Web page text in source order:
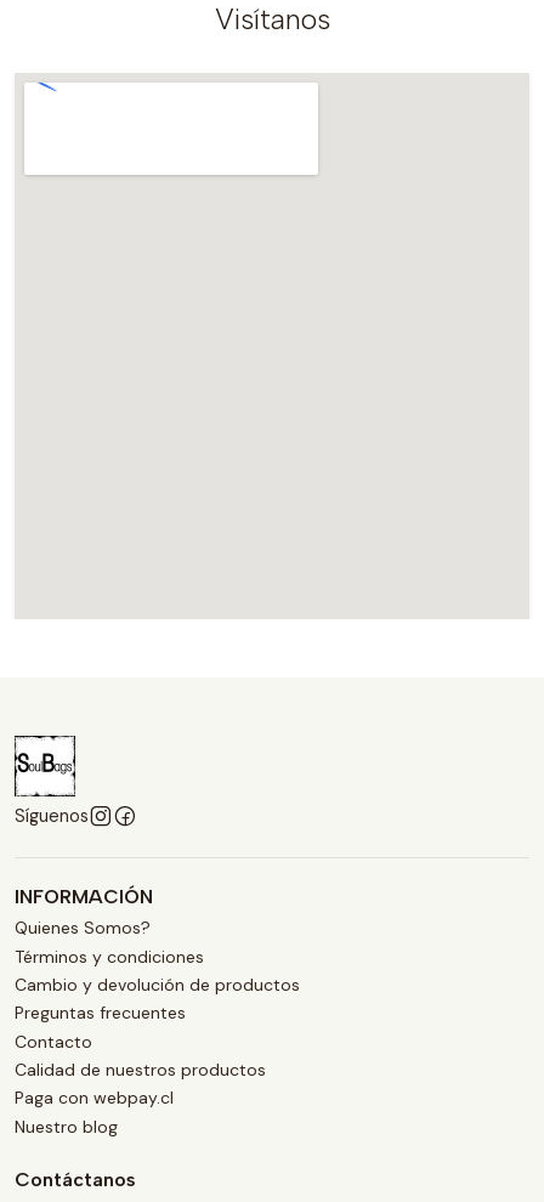
Visítanos
Síguenos
INFORMACIÓN
Quienes Somos?
Términos y condiciones
Cambio y devolución de productos
Preguntas frecuentes
Contacto
Calidad de nuestros productos
Paga con webpay.cl
Nuestro blog
Contáctanos